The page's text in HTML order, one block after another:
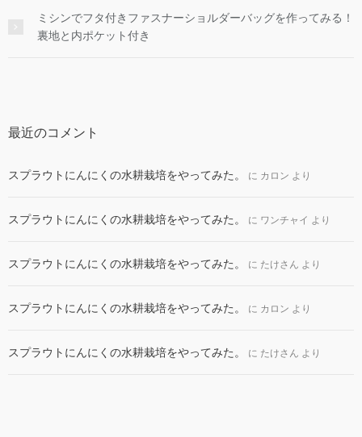
ミシンでフタ付きファスナーショルダーバッグを作ってみる！
裏地と内ポケット付き
最近のコメント
スプラウトにんにくの水耕栽培をやってみた。 に カロン より
スプラウトにんにくの水耕栽培をやってみた。 に ワンチャイ より
スプラウトにんにくの水耕栽培をやってみた。 に たけさん より
スプラウトにんにくの水耕栽培をやってみた。 に カロン より
スプラウトにんにくの水耕栽培をやってみた。 に たけさん より